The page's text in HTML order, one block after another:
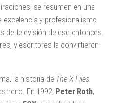
se resumen en una
excelencia y profesionalismo
de televisión de ese entonces.
y escritores la convirtieron
la historia de The X-Files
En 1992, Peter Roth,